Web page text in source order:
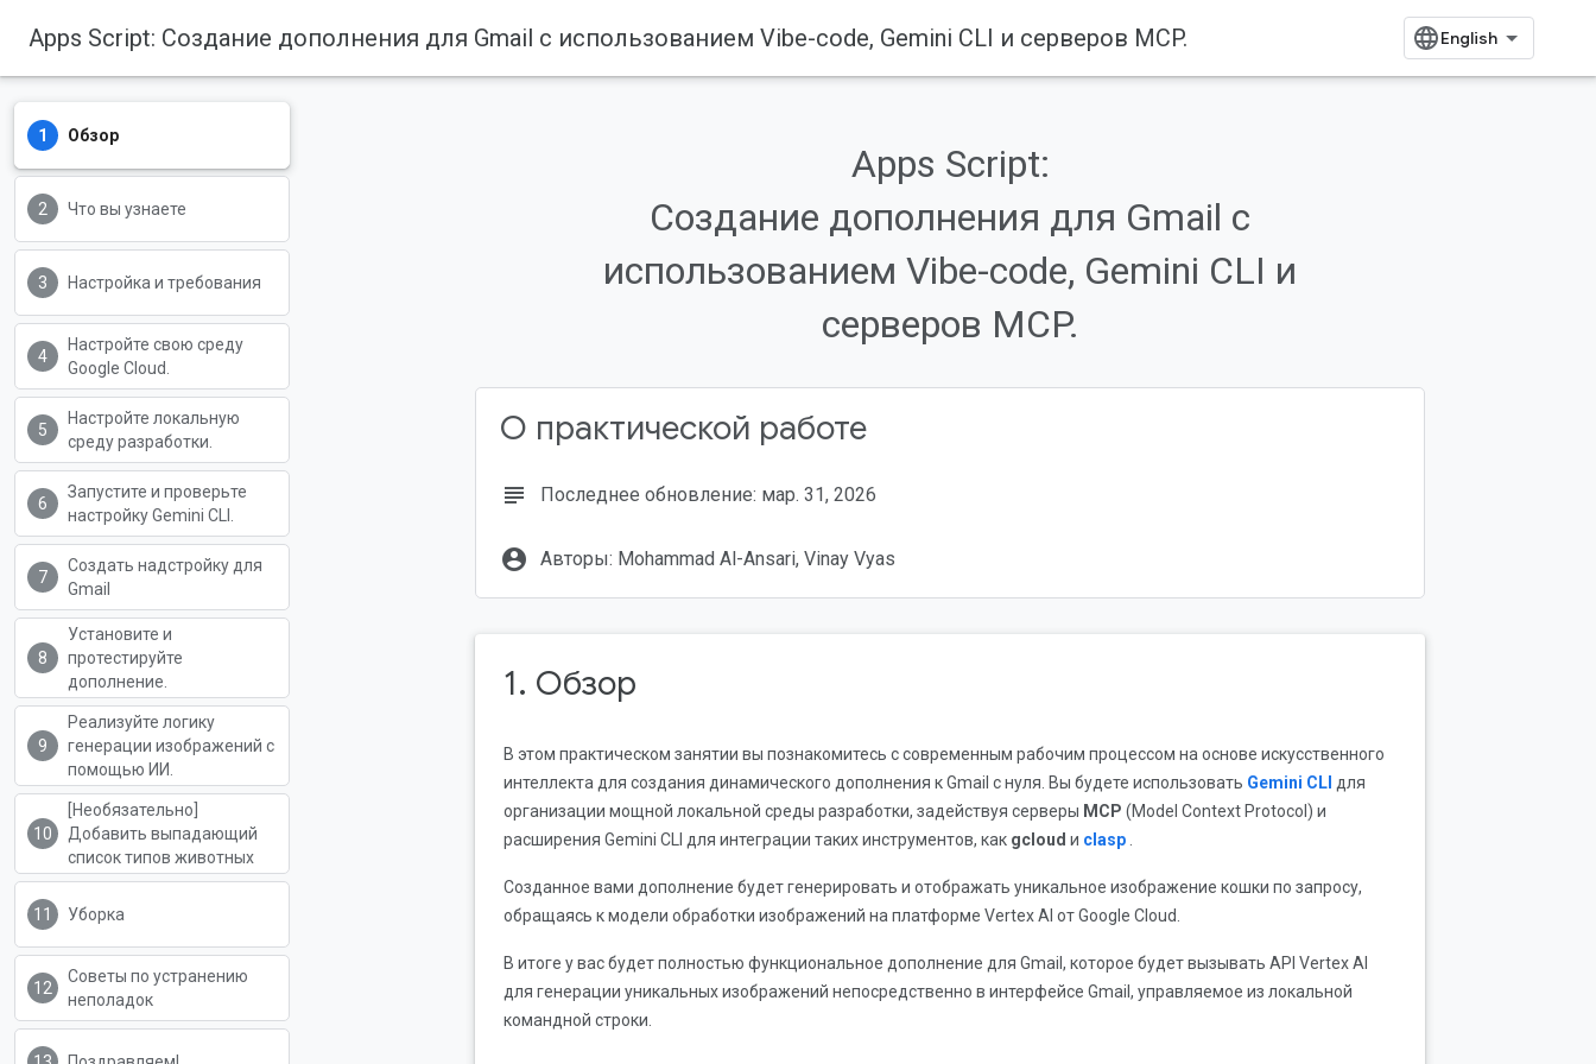
Apps Script: Создание дополнения для Gmail с использованием Vibe-code, Gemini CLI и серверов MCP.
Обзор
Что вы узнаете
Настройка и требования
Настройте свою среду
Google Cloud.
Настройте локальную
среду разработки.
Запустите и проверьте
настройку Gemini CLI.
Создать надстройку для
Gmail
Установите и
протестируйте
дополнение.
Реализуйте логику
генерации изображений с
помощью ИИ.
[Необязательно]
Добавить выпадающий
список типов животных
Уборка
Советы по устранению
неполадок
Apps Script:
Создание дополнения для Gmail с
использованием Vibe-code, Gemini CLI и
серверов MCP.
О практической работе
subject Последнее обновление: мар. 31, 2026
account_circle Авторы: Mohammad Al-Ansari, Vinay Vyas
1. Обзор
В этом практическом занятии вы познакомитесь с современным рабочим процессом на основе искусственного
интеллекта для создания динамического дополнения к Gmail с нуля. Вы будете использовать Gemini CLI для
организации мощной локальной среды разработки, задействуя серверы MCP (Model Context Protocol) и
расширения Gemini CLI для интеграции таких инструментов, как gcloud и clasp
Созданное вами дополнение будет генерировать и отображать уникальное изображение кошки по запросу,
обращаясь к модели обработки изображений на платформе Vertex AI от Google Cloud.
В итоге у вас будет полностью функциональное дополнение для Gmail, которое будет вызывать API Vertex AI
для генерации уникальных изображений непосредственно в интерфейсе Gmail, управляемое из локальной
командной строки.